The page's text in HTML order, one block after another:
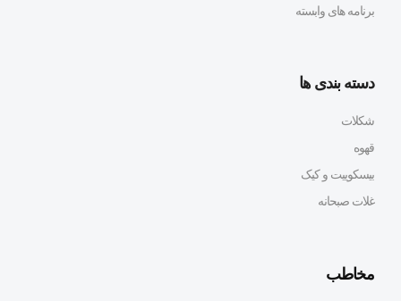
برنامه های وابسته
دسته بندی ها
شکلات
قهوه
بیسکوییت و کیک
غلات صبحانه
مخاطب